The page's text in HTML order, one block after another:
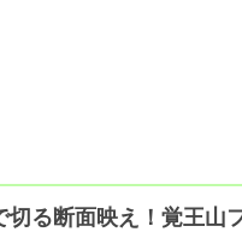
切る断面映え！覚王山